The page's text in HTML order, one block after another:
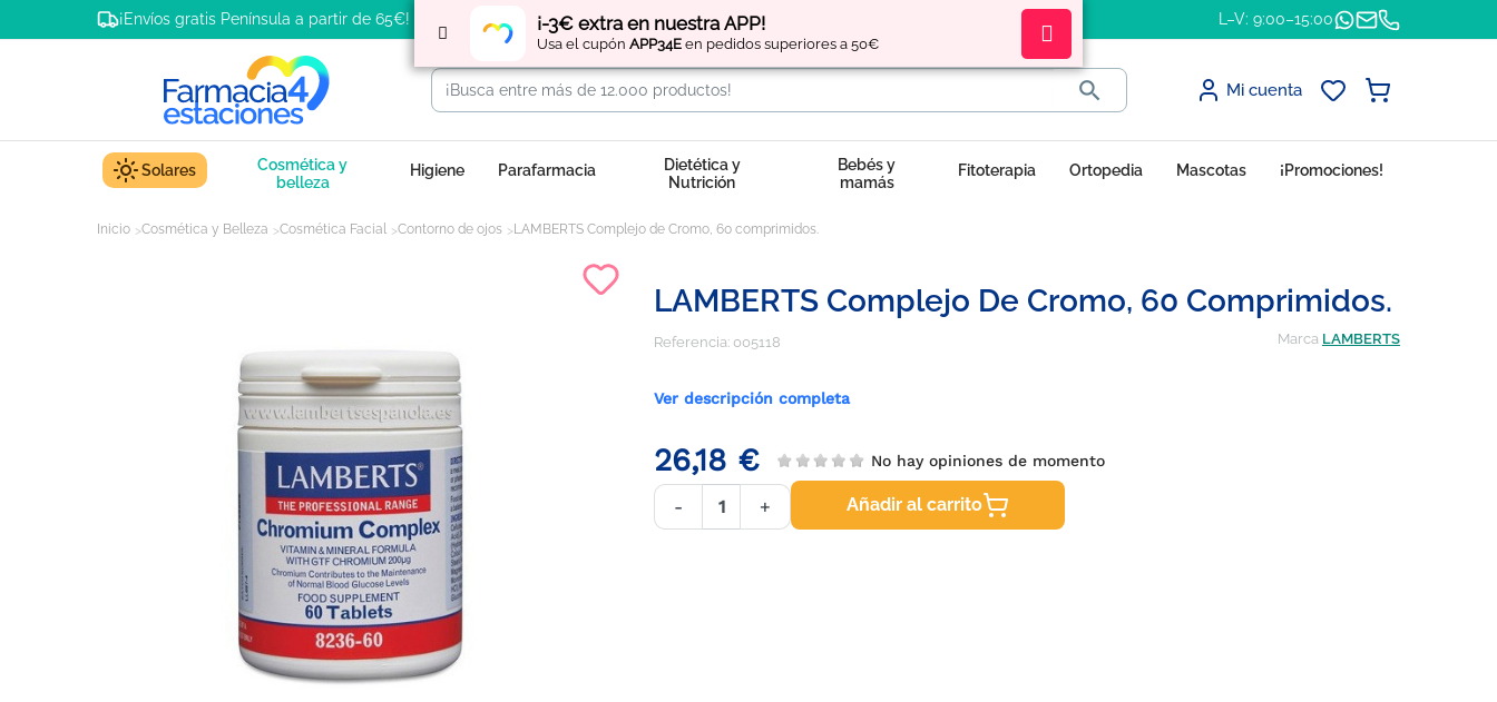
¡-3€ extra en nuestra APP!
Usa el cupón APP34E en pedidos superiores a 50€
¡Envíos gratis Península a partir de 65€! Regístratey obtén L–V: 9:00–15:00
 Mi cuenta
Solares
Cosmética y
belleza
Higiene Parafarmacia
Dietética y
Nutrición
Bebés y
mamás
Fitoterapia Ortopedia Mascotas ¡Promociones!
Inicio Cosmética y Belleza Cosmética Facial Contorno de ojos LAMBERTS Complejo de Cromo, 60 comprimidos.
LAMBERTS Complejo De Cromo, 60 Comprimidos.
Referencia: 005118 Marca LAMBERTS
Ver descripción completa
26,18 € No hay opiniones de momento
- + Añadir al carrito